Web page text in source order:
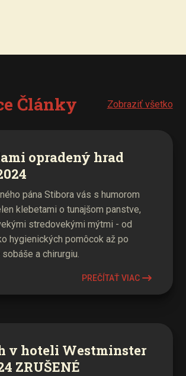
Články Zobraziť všetko
opradený hrad
pána Stibora vás s humorom
klebetami o tunajšom panstve,
stredovekými mýtmi - od
hygienických pomôcok až po
a chirurgiu.
PREČÍTAŤ VIAC
v hoteli Westminster
ZRUŠENÉ